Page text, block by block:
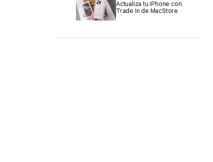
Actualiza tu iPhone con
Trade In de MacStore